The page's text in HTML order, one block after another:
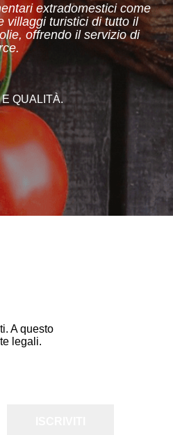
extradomestici come
villaggi turistici di tutto il
offrendo il servizio di
QUALITÀ.
A questo
legali.